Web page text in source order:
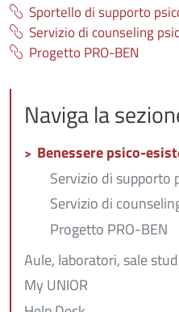
Sportello di supporto
Servizio di counseling
Progetto PRO-BEN
Naviga la
Benessere psico-
Servizio di supporto
Servizio di
Progetto PRO-BEN
Aule, laboratori, sale
My UNIOR